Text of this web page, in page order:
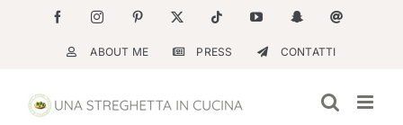
contenuto
FacebookInstagramPinterest Tiktok YouTubeSnapchatEmail
ABOUT ME PRESS CONTATTI